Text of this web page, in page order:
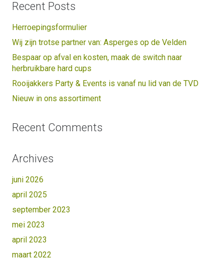
Recent Posts
Herroepingsformulier
Wij zijn trotse partner van: Asperges op de Velden
Bespaar op afval en kosten, maak de switch naar
herbruikbare hard cups
Rooijakkers Party & Events is vanaf nu lid van de TVD
Nieuw in ons assortiment
Recent Comments
Archives
juni 2026
april 2025
september 2023
mei 2023
april 2023
maart 2022